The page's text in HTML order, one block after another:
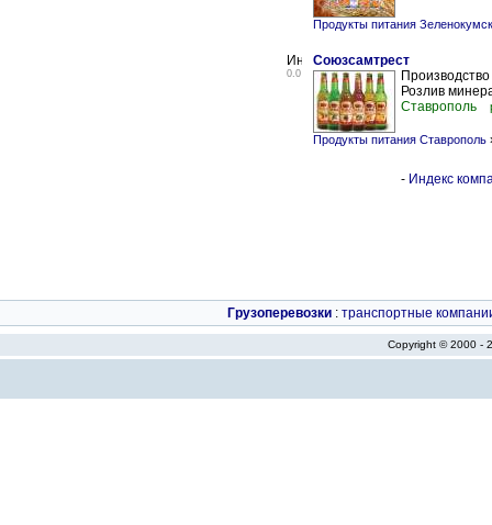
Продукты питания Зеленокумск
0.0
Союзсамтрест
Розлив
Ставрополь
Продукты питания Ставрополь
- Индекс
Грузоперевозки : транспортные
Copyright © 2000 -